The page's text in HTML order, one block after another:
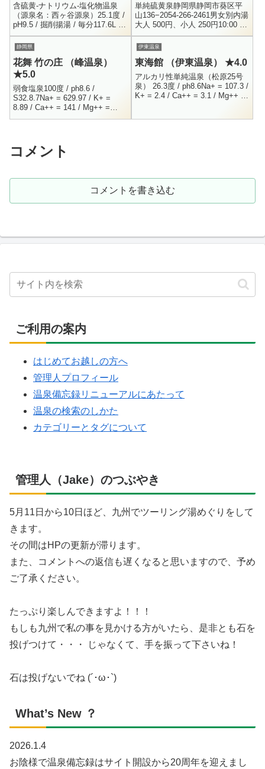
含硫黄-ナトリウム-塩化物温泉
（源泉名：西ヶ谷源泉）25.1度 /
pH9.5 / 掘削揚湯 / 毎分117.6L /
H30.12.6Li+ = 0.8 / Na+ = 807....
単純硫黄泉静岡県静岡市葵区平
山136−2054-266-2461男女別内湯
大人 500円、小人 250円10:00 ～
18:30 （土日祝は9時から）定休
日：火曜、水曜静岡市にあ...
静岡県
花舞 竹の庄 （峰温泉）
★5.0
弱食塩泉100度 / ph8.6 /
S32.8.7Na+ = 629.97 / K+ =
8.89 / Ca++ = 141 / Mg++ =
9.09Cl- = 1104 / ...
伊東温泉
東海館 （伊東温泉） ★4.0
アルカリ性単純温泉（松原25号
泉） 26.3度 / ph8.6Na+ = 107.3 /
K+ = 2.4 / Ca++ = 3.1 / Mg++ =
コメント
コメントを書き込む
ご利用の案内
はじめてお越しの方へ
管理人プロフィール
温泉備忘録リニューアルにあたって
温泉の検索のしかた
カテゴリーとタグについて
管理人（Jake）のつぶやき
5月11日から10日ほど、九州でツーリング湯めぐりをして
きます。
その間はHPの更新が滞ります。
また、コメントへの返信も遅くなると思いますので、予め
ご了承ください。
たっぷり楽しんできますよ！！！
もしも九州で私の事を見かける方がいたら、是非とも石を
投げつけて・・・ じゃなくて、手を振って下さいね！
石は投げないでね (´･ω･`)
What’s New ？
2026.1.4
お陰様で温泉備忘録はサイト開設から20周年を迎えまし